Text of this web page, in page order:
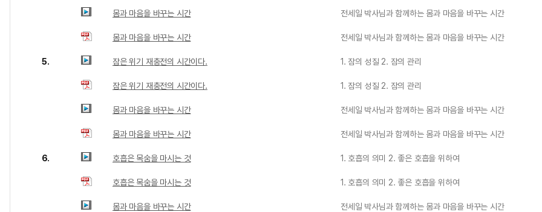
몸과 마음을 바꾸는 시간 전세일 박사님과 함께하는 몸과 마음을 바꾸는 시간
몸과 마음을 바꾸는 시간 전세일 박사님과 함께하는 몸과 마음을 바꾸는 시간
5. 잠은 위기 재충전의 시간이다. 1. 잠의 성질 2. 잠의 관리
잠은 위기 재충전의 시간이다. 1. 잠의 성질 2. 잠의 관리
몸과 마음을 바꾸는 시간 전세일 박사님과 함께하는 몸과 마음을 바꾸는 시간
몸과 마음을 바꾸는 시간 전세일 박사님과 함께하는 몸과 마음을 바꾸는 시간
6. 호흡은 목숨을 마시는 것 1. 호흡의 의미 2. 좋은 호흡을 위하여
호흡은 목숨을 마시는 것 1. 호흡의 의미 2. 좋은 호흡을 위하여
몸과 마음을 바꾸는 시간 전세일 박사님과 함께하는 몸과 마음을 바꾸는 시간